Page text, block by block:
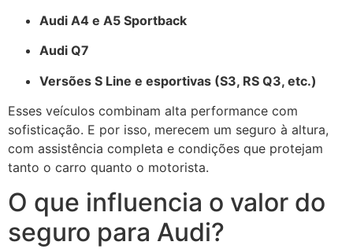
Audi A4 e A5 Sportback
Audi Q7
Versões S Line e esportivas (S3, RS Q3, etc.)
Esses veículos combinam alta performance com
sofisticação. E por isso, merecem um seguro à altura,
com assistência completa e condições que protejam
tanto o carro quanto o motorista.
O que influencia o valor do
seguro para Audi?